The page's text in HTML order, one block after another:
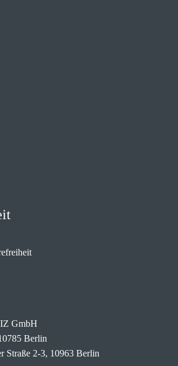
GmbH
Berlin
Straße 2-3, 10963 Berlin